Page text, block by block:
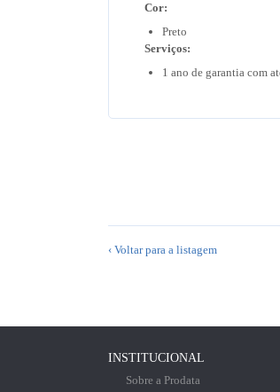
Cor:
Preto
Serviços:
1 ano de garantia com
‹ Voltar para a listagem
INSTITUCIONAL
Sobre a Prodata